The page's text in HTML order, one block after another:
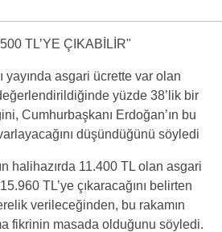
TL’YE ÇIKABİLİR"
yayında asgari ücrette var olan
yüzde 38’lik bir
Cumhurbaşkanı Erdoğan’ın bu
düşündüğünü söyledi
halihazırda 11.400 TL olan asgari
TL’ye çıkaracağını belirten
verileceğinden, bu rakamın
fikrinin masada olduğunu söyledi.